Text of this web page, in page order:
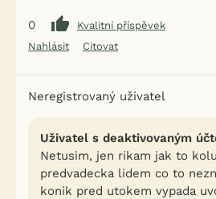
0
Kvalitní příspěvek
Nahlásit
Citovat
Neregistrovaný uživatel
Uživatel s deaktivovaným
Netusim, jen rikam jak to
predvadecka lidem co to
konik pred utokem vypada